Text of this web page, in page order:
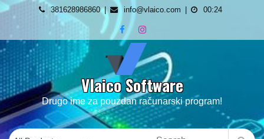
Skip
content
381628986860 info@vlaico.com 00:24
Vlaico Software
Drugo ime za pouzdan računarski program!